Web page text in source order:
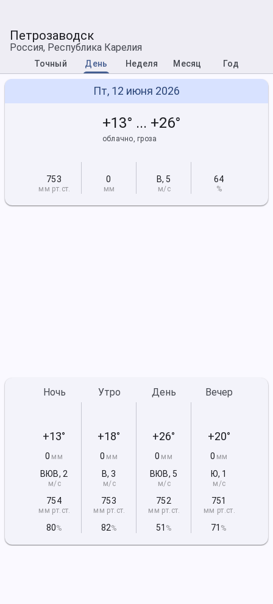
Петрозаводск
Россия, Республика Карелия
Точный День Неделя Месяц Год
Пт, 12 июня 2026
+13° ... +26°
облачно, гроза
753
мм рт.ст.
0
мм
В, 5
м/с
64
%
Ночь
+13°
0 мм
ВЮВ, 2
м/с
754
мм рт.ст.
80%
Утро
+18°
0 мм
В,3
м/с
753
мм рт.ст.
82%
День
+26°
0 мм
ВЮВ, 5
м/с
752
мм рт.ст.
51 %
Вечер
+20°
0 мм
Ю, 1
м/с
751
мм рт.ст.
71 %